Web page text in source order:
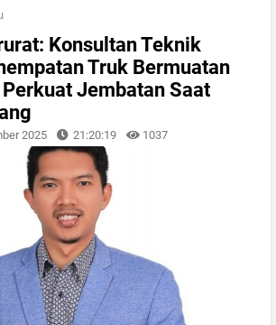
Konsultan Teknik
Truk Bermuatan
Jembatan Saat
2025 21:20:19 1037